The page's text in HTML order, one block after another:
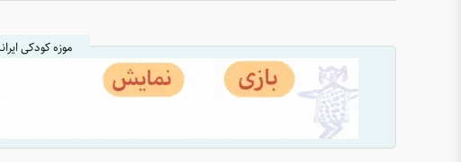
موزه کودکی